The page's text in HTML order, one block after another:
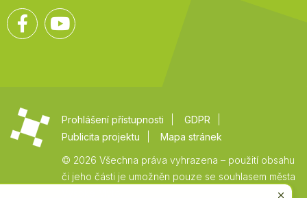
Facebook
Prohlášení přístupnosti
GDPR
Publicita projektu
Mapa stránek
© 2026 Všechna práva vyhrazena – použití obsahu
či jeho části je umožněn pouze se souhlasem města